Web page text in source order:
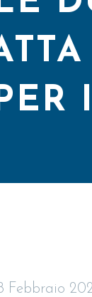
Febbraio